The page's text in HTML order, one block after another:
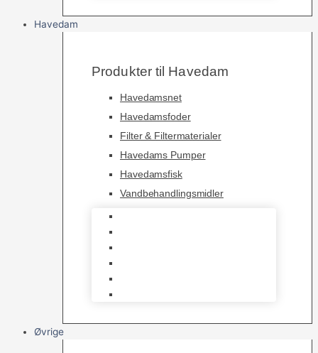
Havedam
Produkter til Havedam
Havedamsnet
Havedamsfoder
Filter & Filtermaterialer
Havedams Pumper
Havedamsfisk
Vandbehandlingsmidler
Øvrige